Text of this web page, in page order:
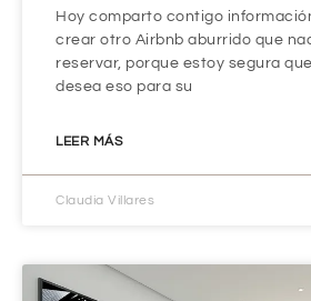
Hoy comparto contigo
crear otro Airbnb aburrido que
reservar, porque estoy segura
desea eso para su
LEER MÁS
Claudia Villares